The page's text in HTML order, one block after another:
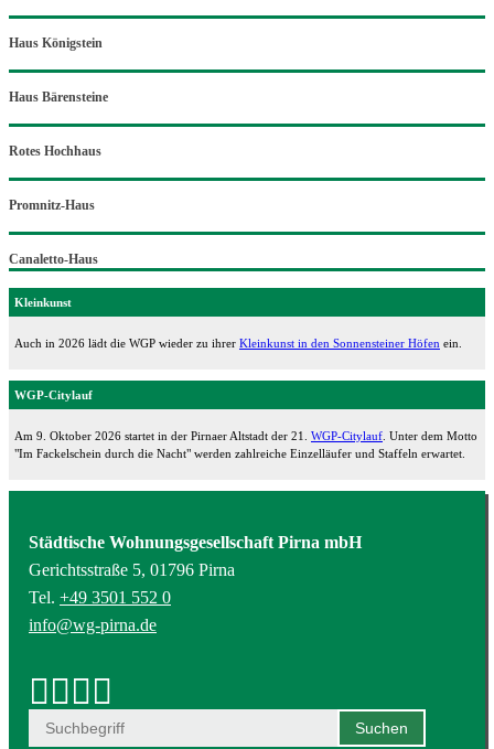
Haus Königstein
Haus Bärensteine
Rotes Hochhaus
Promnitz-Haus
Canaletto-Haus
Kleinkunst
Auch in 2026 lädt die WGP wieder zu ihrer Kleinkunst in den Sonnensteiner Höfen ein.
WGP-Citylauf
Am 9. Oktober 2026 startet in der Pirnaer Altstadt der 21. WGP-Citylauf . Unter dem Motto
"Im Fackelschein durch die Nacht" werden zahlreiche Einzelläufer und Staffeln erwartet.
Städtische Wohnungsgesellschaft Pirna mbH
Gerichtsstraße 5, 01796 Pirna
Tel. +49 3501 552 0
info@wg-pirna.de